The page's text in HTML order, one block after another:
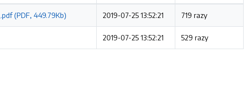
(PDF, 449.79Kb) 2019-07-25 13:52:21 719 razy
2019-07-25 13:52:21 529 razy